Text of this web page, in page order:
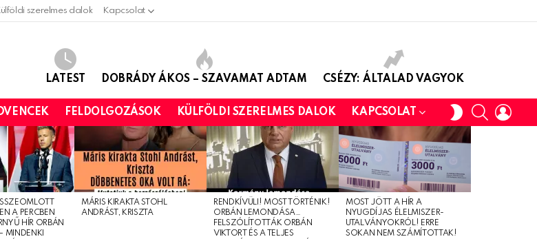
szerelmes dalok Kapcsolat
LATEST DOBRÁDY ÁKOS – SZAVAMAT ADTAM CSÉZY: ÁLTALAD VAGYOK
FELDOLGOZÁSOK KÜLFÖLDI SZERELMES DALOK KAPCSOLAT
SWITCH
SKIN
SEARCH
A PERCBEN
HÍR ORBÁN
MINDENKI
MÁRIS KIRAKTA STOHL
ANDRÁST, KRISZTA
RENDKÍVÜLI! MOST TÖRTÉNIK!
ORBÁN LEMONDÁSA…
FELSZÓLÍTOTTÁK ORBÁN
VIKTORT ÉS A TELJES
MOST JÖTT A HÍR A
NYUGDÍJAS ÉLELMISZER-
UTALVÁNYOKRÓL! ERRE
SOKAN NEM SZÁMÍTOTTAK!